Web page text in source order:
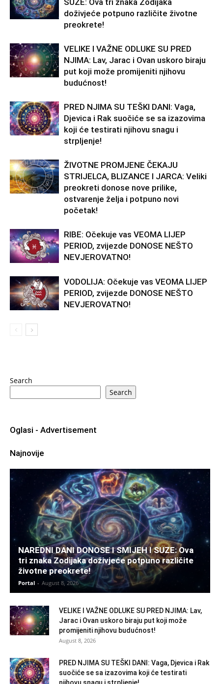
SUZE: Ova tri znaka Zodijaka
doživjeće potpuno različite životne
preokrete!
VELIKE I VAŽNE ODLUKE SU PRED
NJIMA: Lav, Jarac i Ovan uskoro biraju
put koji može promijeniti njihovu
budućnost!
PRED NJIMA SU TEŠKI DANI: Vaga,
Djevica i Rak suočiće se sa izazovima
koji će testirati njihovu snagu i
strpljenje!
ŽIVOTNE PROMJENE ČEKAJU
STRIJELCA, BLIZANCE I JARCA: Veliki
preokreti donose nove prilike,
ostvarenje želja i potpuno novi
početak!
RIBE: Očekuje vas VEOMA LIJEP
PERIOD, zvijezde DONOSE NEŠTO
NEVJEROVATNO!
VODOLIJA: Očekuje vas VEOMA LIJEP
PERIOD, zvijezde DONOSE NEŠTO
NEVJEROVATNO!
Search
Search
Oglasi - Advertisement
Najnovije
NAREDNI DANI DONOSE I SMIJEH I SUZE: Ova
tri znaka Zodijaka doživjeće potpuno različite
životne preokrete!
Portal - August 8, 2026
VELIKE I VAŽNE ODLUKE SU PRED NJIMA: Lav,
Jarac i Ovan uskoro biraju put koji može
promijeniti njihovu budućnost!
August 8, 2026
PRED NJIMA SU TEŠKI DANI: Vaga, Djevica i Rak
suočiće se sa izazovima koji će testirati